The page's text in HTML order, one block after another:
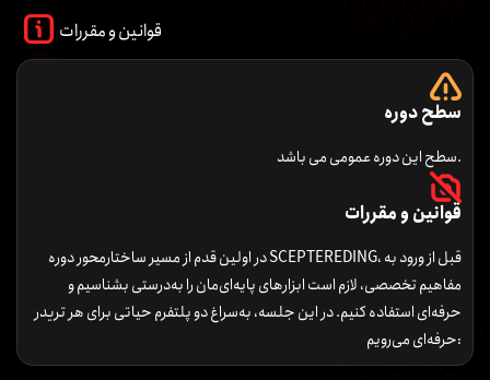
قوانین و مقررات
سطح دوره
سطح این دوره عمومی می باشد.
قوانین و مقررات
در اولین قدم از مسیر ساختارمحور دوره SCEPTEREDING، قبل از ورود به
مفاهیم تخصصی، لازم است ابزارهای پایه‌ای‌مان را به‌درستی بشناسیم و
حرفه‌ای استفاده کنیم. در این جلسه، به‌سراغ دو پلتفرم حیاتی برای هر تریدر
حرفه‌ای می‌رویم: